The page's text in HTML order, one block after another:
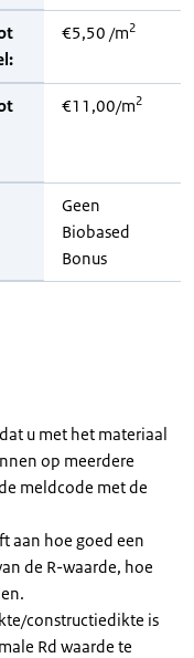
€5,50 /m2
€11,00/m2
Geen
Biobased
Bonus
u met het materiaal
op meerdere
meldcode met de
aan hoe goed een
de R-waarde, hoe
constructiedikte is
Rd waarde te